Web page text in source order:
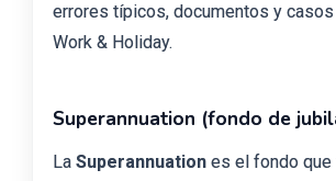
errores típicos, documentos y
Work & Holiday.
Superannuation (fondo de
La Superannuation es el fondo que